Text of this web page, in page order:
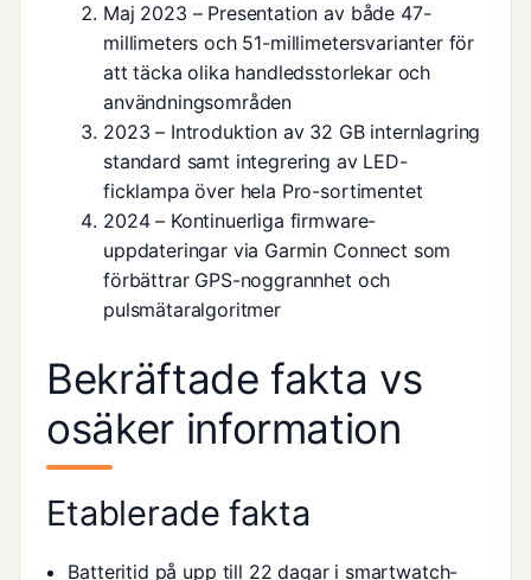
Maj 2023 – Presentation av både 47-
millimeters och 51-millimetersvarianter för
att täcka olika handledsstorlekar och
användningsområden
2023 – Introduktion av 32 GB internlagring
standard samt integrering av LED-
ficklampa över hela Pro-sortimentet
2024– Kontinuerliga firmware-
uppdateringar via Garmin Connect som
förbättrar GPS-noggrannhet och
pulsmätaralgoritmer
Bekräftade fakta vs
osäker information
Etablerade fakta
Batteritid på upp till 22 dagar i smartwatch-